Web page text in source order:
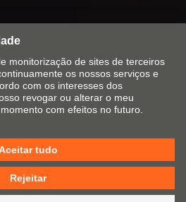
mercado & idioma
Aviso Legal
Cookies TCG